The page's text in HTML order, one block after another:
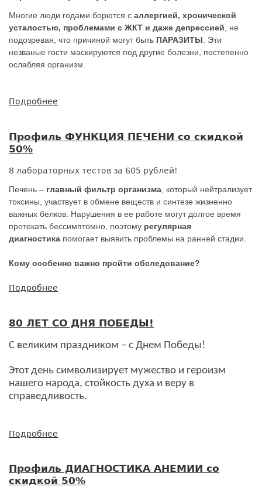
Многие люди годами борются с аллергией, хронической
усталостью, проблемами с ЖКТ и даже депрессией , не
подозревая, что причиной могут быть ПАРАЗИТЫ . Эти
незваные гости маскируются под другие болезни, постепенно
ослабляя организм.
Подробнее
ЗАБОЛЕВАНИЯ
50%
Профиль ФУНКЦИЯ ПЕЧЕНИ со скидкой
50%
8 лабораторных тестов за 605 рублей!
Печень – главный фильтр организма , который нейтрализует
токсины, участвует в обмене веществ и синтезе жизненно
важных белков. Нарушения в ее работе могут долгое время
протекать бессимптомно, поэтому регулярная
диагностика помогает выявить проблемы на ранней стадии.
Кому особенно важно пройти обследование?
Подробнее
ПЕЧЕНИ
скидкой
80 ЛЕТ СО ДНЯ ПОБЕДЫ!
С великим праздником – с Днем Победы!
Этот день символизирует мужество и героизм
нашего народа, стойкость духа и веру в
справедливость.
Подробнее
СО
ДНЯ
Профиль ДИАГНОСТИКА АНЕМИИ со
скидкой 50%